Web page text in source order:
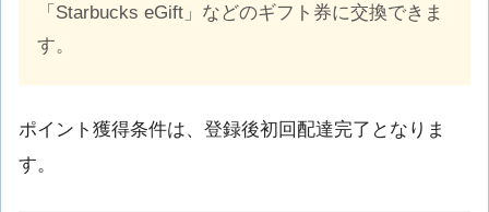
「Starbucks eGift」などのギフト券に交換できま
す。
ポイント獲得条件は、登録後初回配達完了となりま
す。